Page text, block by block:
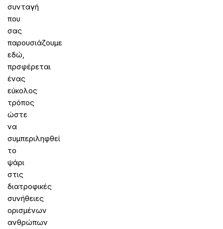
συνταγή
που
σας
παρουσιάζουμε
εδώ,
πρσφέρεται
ένας
εύκολος
τρόπος
ώστε
να
συμπεριληφθεί
το
ψάρι
στις
διατροφικές
συνήθειες
ορισμένων
ανθρώπων